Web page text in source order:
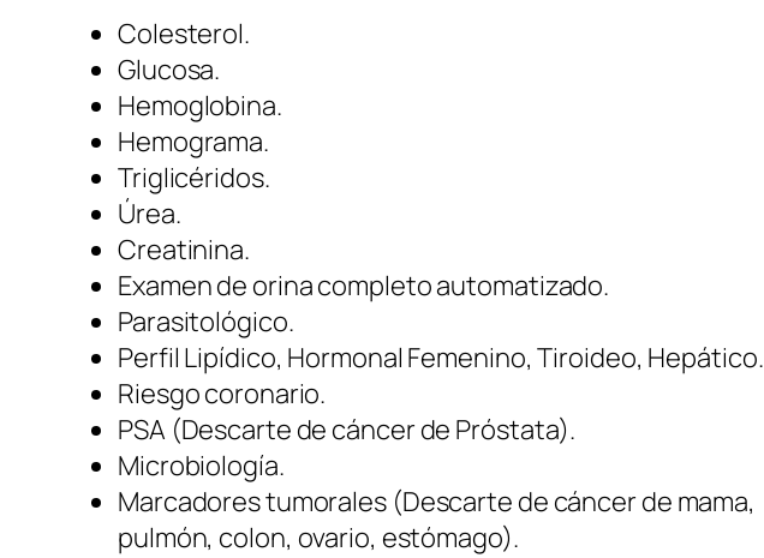
Colesterol.
Glucosa.
Hemoglobina.
Hemograma.
Triglicéridos.
Úrea.
Creatinina.
Examen de orina completo automatizado.
Parasitológico.
Perfil Lipídico, Hormonal Femenino, Tiroideo, Hepático.
Riesgo coronario.
PSA (Descarte de cáncer de Próstata).
Microbiología.
Marcadores tumorales (Descarte de cáncer de mama,
pulmón, colon, ovario, estómago).